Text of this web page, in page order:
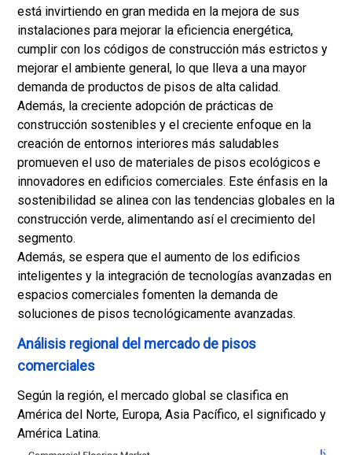
está invirtiendo en gran medida en la mejora de sus
instalaciones para mejorar la eficiencia energética,
cumplir con los códigos de construcción más estrictos y
mejorar el ambiente general, lo que lleva a una mayor
demanda de productos de pisos de alta calidad.
Además, la creciente adopción de prácticas de
construcción sostenibles y el creciente enfoque en la
creación de entornos interiores más saludables
promueven el uso de materiales de pisos ecológicos e
innovadores en edificios comerciales. Este énfasis en la
sostenibilidad se alinea con las tendencias globales en la
construcción verde, alimentando así el crecimiento del
segmento.
Además, se espera que el aumento de los edificios
inteligentes y la integración de tecnologías avanzadas en
espacios comerciales fomenten la demanda de
soluciones de pisos tecnológicamente avanzadas.
Análisis regional del mercado de pisos
comerciales
Según la región, el mercado global se clasifica en
América del Norte, Europa, Asia Pacífico, el significado y
América Latina.